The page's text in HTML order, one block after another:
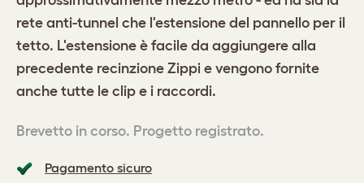
Pagamento sicuro
rete anti-tunnel che l'estensione del pannello per il
tetto. L'estensione è facile da aggiungere alla
precedente recinzione Zippi e vengono fornite
anche tutte le clip e i raccordi.
Brevetto in corso. Progetto registrato.